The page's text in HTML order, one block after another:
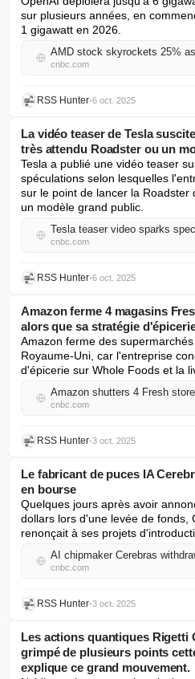
sur plusieurs années, en
1 gigawatt en 2026.
cnbc.com
RSS Hunter•6 oct. 2025
La vidéo teaser de Tesla
très attendu Roadster ou un
Tesla a publié une vidéo teaser
spéculations selon lesquelles
sur le point de lancer la Roadster
un modèle grand public.
cnbc.com
RSS Hunter•6 oct. 2025
Amazon ferme 4 magasins
alors que sa stratégie
Amazon ferme des
Royaume-Uni, car l'entreprise
d'épicerie sur Whole Foods et la
cnbc.com
RSS Hunter•3 oct. 2025
Le fabricant de puces IA
en bourse
Quelques jours après avoir
dollars lors d'une levée de fonds,
renonçait à ses projets
AI chipmaker Cerebras
cnbc.com
RSS Hunter•3 oct. 2025
Les actions quantiques Rigetti
grimpé de plusieurs points
explique ce grand mouvement.